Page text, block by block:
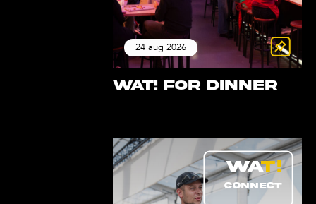
24 aug 2026
WAT! for Dinner
CONNECT